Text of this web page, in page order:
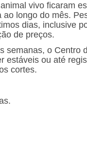
vivo ficaram
ao longo do mês.
dias, inclusive
de preços.
semanas, o Centro
estáveis ou até
cortes.